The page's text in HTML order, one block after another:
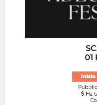
01
Inizio
Ha